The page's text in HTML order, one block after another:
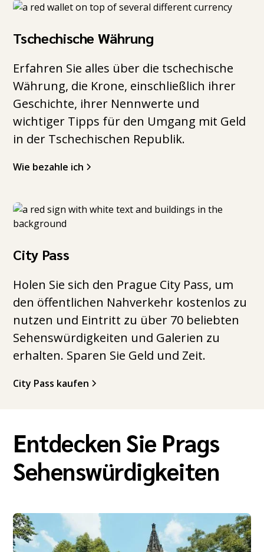
Tschechische Währung
Erfahren Sie alles über die tschechische
Währung, die Krone, einschließlich ihrer
Geschichte, ihrer Nennwerte und
wichtiger Tipps für den Umgang mit Geld
in der Tschechischen Republik.
Wie bezahle ich
City Pass
Holen Sie sich den Prague City Pass, um
den öffentlichen Nahverkehr kostenlos zu
nutzen und Eintritt zu über 70 beliebten
Sehenswürdigkeiten und Galerien zu
erhalten. Sparen Sie Geld und Zeit.
City Pass kaufen
Entdecken Sie Prags
Sehenswürdigkeiten